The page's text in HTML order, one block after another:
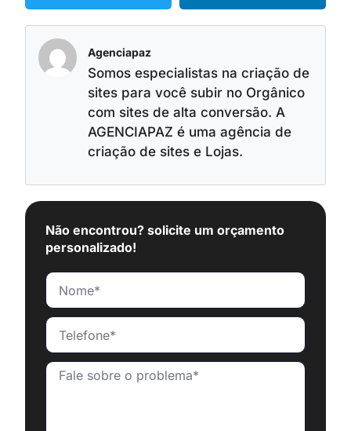
Agenciapaz
Somos especialistas na criação de
sites para você subir no Orgânico
com sites de alta conversão. A
AGENCIAPAZ é uma agência de
criação de sites e Lojas.
Não encontrou? solicite um orçamento
personalizado!